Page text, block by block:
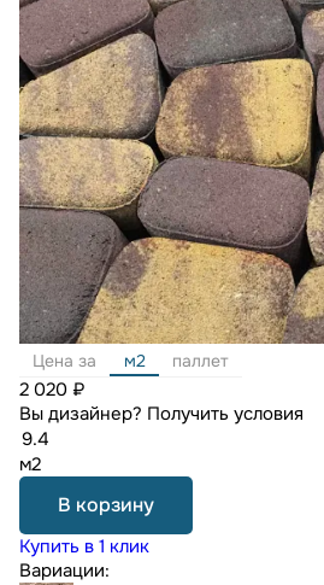
Цена за м2 паллет
2 020 ₽
Вы дизайнер? Получить условия
м2
В корзину
Купить в 1 клик
Вариации: